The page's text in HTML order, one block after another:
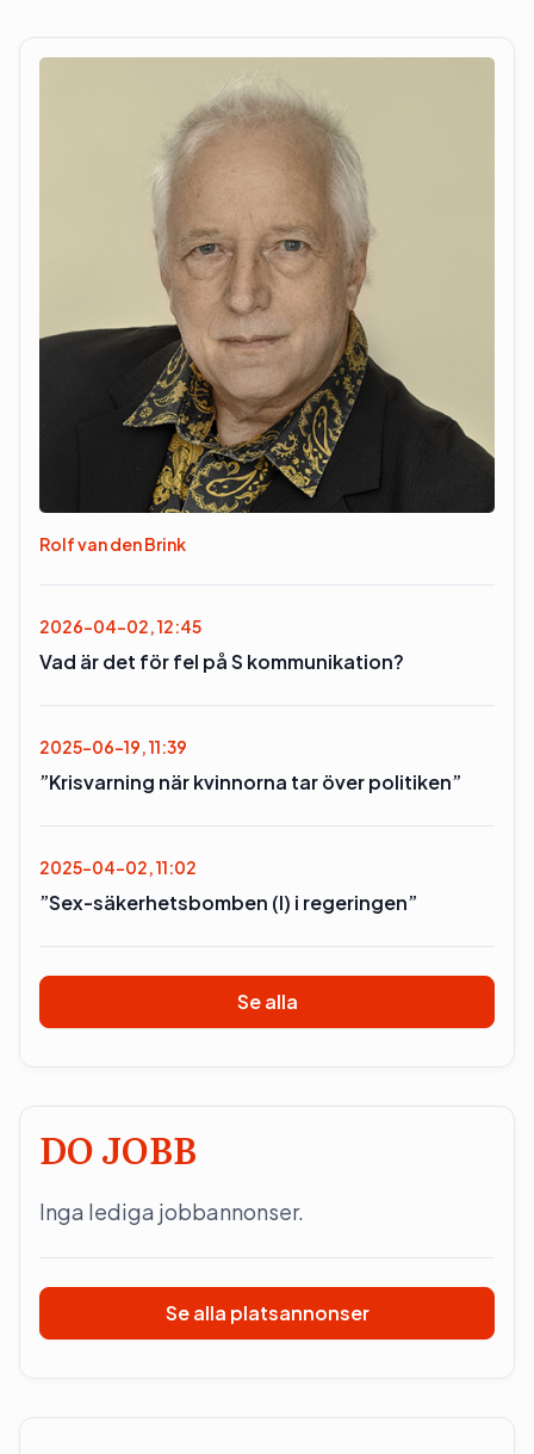
Rolf van den Brink
2026-04-02, 12:45
Vad är det för fel på S kommunikation?
2025-06-19, 11:39
”Krisvarning när kvinnorna tar över politiken”
2025-04-02, 11:02
”Sex-säkerhetsbomben (l) i regeringen”
Se alla
DO JOBB
Inga lediga jobbannonser.
Se alla platsannonser